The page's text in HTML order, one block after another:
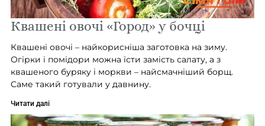
Квашені овочі «Город» у бочці
Квашені овочі – найкорисніша заготовка на зиму.
Огірки і помідори можна їсти замість салату, а з
квашеного буряку і моркви – найсмачніший борщ.
Саме такий готували у давнину.
Читати далі